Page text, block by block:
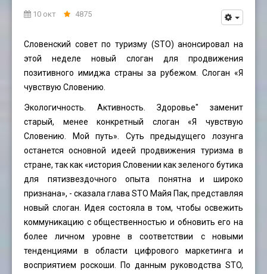
10 окт 4875
Словенский совет по туризму (STO) анонсировал на
этой неделе новый слоган для продвижения
позитивного имиджа страны за рубежом. Слоган «Я
чувствую Словению.
Экологичность. Активность. Здоровье" заменит
старый, менее конкретный слоган «Я чувствую
Словению. Мой путь». Суть предыдущего лозунга
останется основной идеей продвижения туризма в
стране, так как «история Словении как зеленого бутика
для пятизвездочного опыта понятна и широко
признана», - сказала глава STO Майя Пак, представляя
новый слоган. Идея состояла в том, чтобы освежить
коммуникацию с общественностью и обновить его на
более личном уровне в соответствии с новыми
тенденциями в области цифрового маркетинга и
восприятием роскоши. По данным руководства STO,